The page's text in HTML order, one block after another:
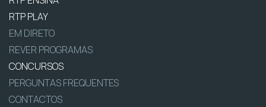
RTP PLAY
EM DIRETO
REVER PROGRAMAS
CONCURSOS
PERGUNTAS FREQUENTES
CONTACTOS